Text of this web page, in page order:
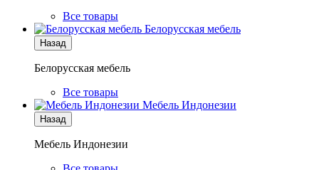
Все товары
Белорусская мебель
Назад
Белорусская мебель
Все товары
Мебель Индонезии
Назад
Мебель Индонезии